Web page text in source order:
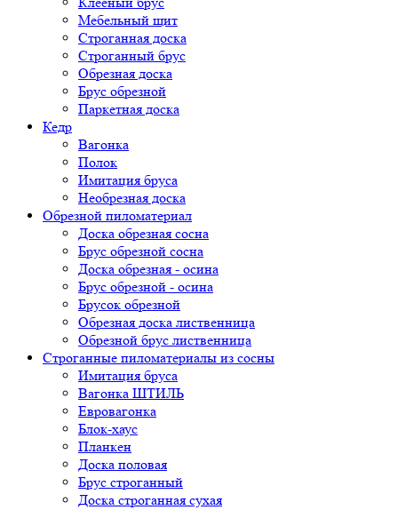
Мебельный щит
Строганная доска
Строганный брус
Обрезная доска
Брус обрезной
Паркетная доска
Кедр
Вагонка
Полок
Имитация бруса
Необрезная доска
Обрезной пиломатериал
Доска обрезная сосна
Брус обрезной сосна
Доска обрезная - осина
Брус обрезной - осина
Брусок обрезной
Обрезная доска лиственница
Обрезной брус лиственница
Строганные пиломатериалы из сосны
Имитация бруса
Вагонка ШТИЛЬ
Евровагонка
Блок-хаус
Планкен
Доска половая
Брус строганный
Доска строганная сухая